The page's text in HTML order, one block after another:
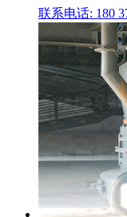
联系电话: 180